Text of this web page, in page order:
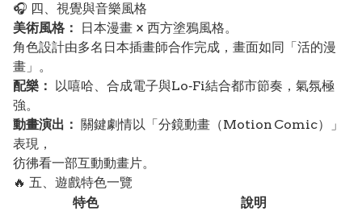
🎧 四、視覺與音樂風格
美術風格：
日本漫畫 × 西方塗鴉風格。
角色設計由多名日本插畫師合作完成，畫面如同「活的漫
畫」。
配樂： 以嘻哈、合成電子與Lo‑Fi結合都市節奏，氣氛極
強。
動畫演出： 關鍵劇情以「分鏡動畫（Motion Comic）」
表現，
彷彿看一部互動動畫片。
🔥 五、遊戲特色一覽
特色
說明